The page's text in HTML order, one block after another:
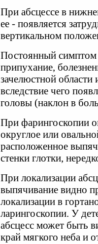
При абсцессе в
ее - появляется
вертикальном
Постоянный симптом
припухание,
зачелюстной
вследствие чего
головы (наклон в
При фарингоскопии
округлое или
расположенное
стенки глотки,
При локализации
выпячивание видно
локализации в
ларингоскопии. У
абсцесс может быть
край мягкого неба и